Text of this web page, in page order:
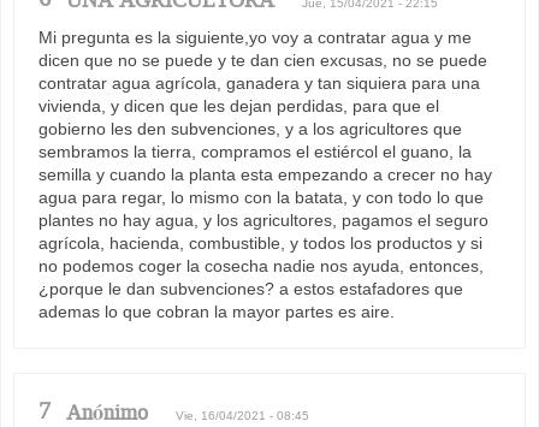
Jue, 15/04/2021 - 22:15
Mi pregunta es la siguiente,yo voy a contratar agua y me
dicen que no se puede y te dan cien excusas, no se puede
contratar agua agrícola, ganadera y tan siquiera para una
vivienda, y dicen que les dejan perdidas, para que el
gobierno les den subvenciones, y a los agricultores que
sembramos la tierra, compramos el estiércol el guano, la
semilla y cuando la planta esta empezando a crecer no hay
agua para regar, lo mismo con la batata, y con todo lo que
plantes no hay agua, y los agricultores, pagamos el seguro
agrícola, hacienda, combustible, y todos los productos y si
no podemos coger la cosecha nadie nos ayuda, entonces,
¿porque le dan subvenciones? a estos estafadores que
ademas lo que cobran la mayor partes es aire.
7 Anónimo Vie, 16/04/2021 - 08:45